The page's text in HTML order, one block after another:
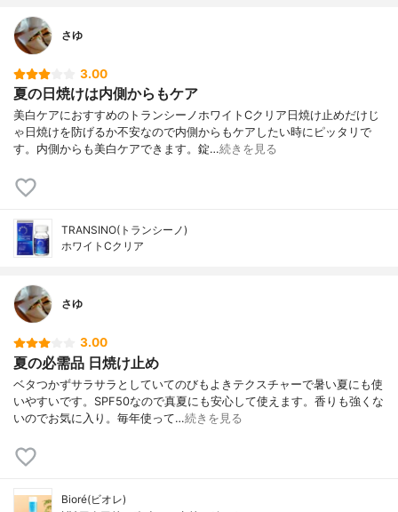
さゆ
3.00
夏の日焼けは内側からもケア
美白ケアにおすすめのトランシーノホワイトCクリア日焼け止めだけじ
ゃ日焼けを防げるか不安なので内側からもケアしたい時にピッタリで
す。内側からも美白ケアできます。錠…続きを見る
TRANSINO(トランシーノ)
ホワイトCクリア
さゆ
3.00
夏の必需品 日焼け止め
ベタつかずサラサラとしていてのびもよきテクスチャーで暑い夏にも使
いやすいです。SPF50なので真夏にも安心して使えます。香りも強くな
いのでお気に入り。毎年使って…続きを見る
Bioré(ビオレ)